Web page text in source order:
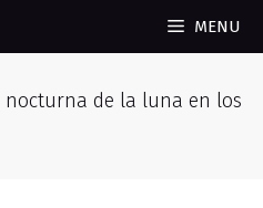
MENU
nocturna de la luna en los